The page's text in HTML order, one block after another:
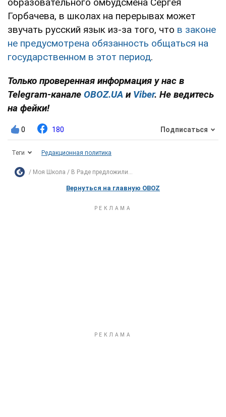
Горбачева, в школах на перерывах может
звучать русский язык из-за того, что в законе
не предусмотрена обязанность общаться на
государственном в этот период.
Только проверенная информация у нас в
Telegram-канале OBOZ.UA и Viber. Не ведитесь
на фейки!
0 180 Подписаться
Теги Редакционная политика
Моя Школа В Раде предложили...
Вернуться на главную OBOZ